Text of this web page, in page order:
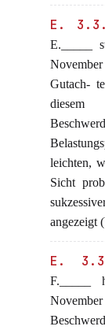
E.
E._____
Gutach-
diesem
leichten,
Sicht
angezeigt
E.
F._____